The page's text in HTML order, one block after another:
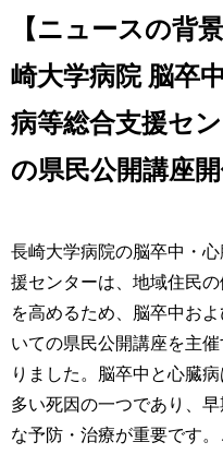
【ニュースの背
崎大学病院 脳卒
病等総合支援セ
の県民公開講座
長崎大学病院の脳卒中・
援センターは、地域住民
を高めるため、脳卒中お
いての県民公開講座を主
りました。脳卒中と心臓
多い死因の一つであり、
な予防・治療が重要です